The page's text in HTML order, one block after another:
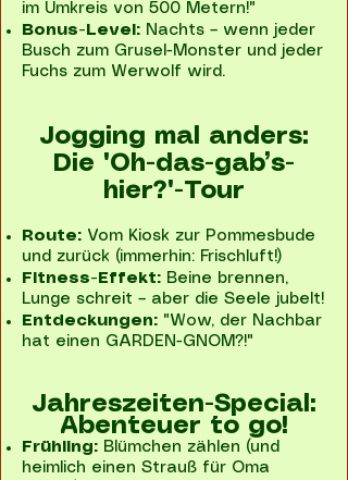
im Umkreis von 500 Metern!"
Bonus-Level: Nachts – wenn jeder
Busch zum Grusel-Monster und jeder
Fuchs zum Werwolf wird.
Jogging mal anders:
Die 'Oh-das-gab’s-
hier?'-Tour
Route: Vom Kiosk zur Pommesbude
und zurück (immerhin: Frischluft!)
Fitness-Effekt: Beine brennen,
Lunge schreit – aber die Seele jubelt!
Entdeckungen: "Wow, der Nachbar
hat einen GARDEN-GNOM?!"
Jahreszeiten-Special:
Abenteuer to go!
Frühling: Blümchen zählen (und
heimlich einen Strauß für Oma